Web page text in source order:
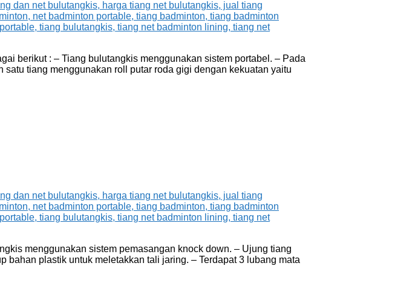
berikut : – Tiang bulutangkis menggunakan sistem portabel. – Pada
tiang menggunakan roll putar roda gigi dengan kekuatan yaitu
menggunakan sistem pemasangan knock down. – Ujung tiang
plastik untuk meletakkan tali jaring. – Terdapat 3 lubang mata